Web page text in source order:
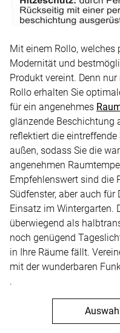
Mit einem Rollo, welches
Modernität und
Produkt vereint. Denn
Rollo erhalten Sie
für ein angenehmes
glänzende Beschichtung
reflektiert die
außen, sodass Sie die
angenehmen
Empfehlenswert sind die
Südfenster, aber auch für
Einsatz im Wintergarten.
überwiegend als
noch genügend
in Ihre Räume fällt.
mit der wunderbaren
.